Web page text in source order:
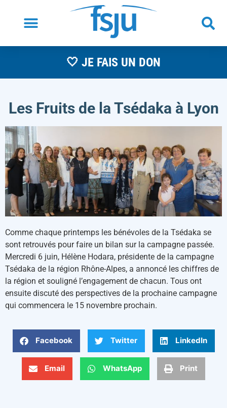
🤍 JE FAIS UN DON
Les Fruits de la Tsédaka à Lyon
Comme chaque printemps les bénévoles de la Tsédaka se
sont retrouvés pour faire un bilan sur la campagne passée.
Mercredi 6 juin, Hélène Hodara, présidente de la campagne
Tsédaka de la région Rhône-Alpes, a annoncé les chiffres de
la région et souligné l’engagement de chacun. Tous ont
ensuite discuté des perspectives de la prochaine campagne
qui commencera le 15 novembre prochain.
Facebook Twitter LinkedIn
Email WhatsApp Print